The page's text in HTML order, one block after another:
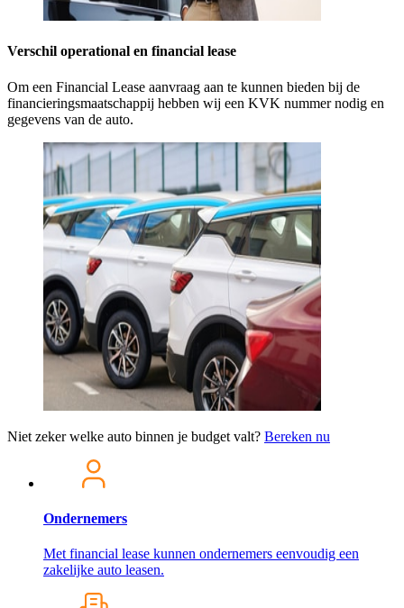
Verschil operational en financial lease
Om een Financial Lease aanvraag aan te kunnen bieden bij de
financieringsmaatschappij hebben wij een KVK nummer nodig en
gegevens van de auto.
Niet zeker welke auto binnen je budget valt? Bereken nu
Ondernemers
Met financial lease kunnen ondernemers eenvoudig een
zakelijke auto leasen.